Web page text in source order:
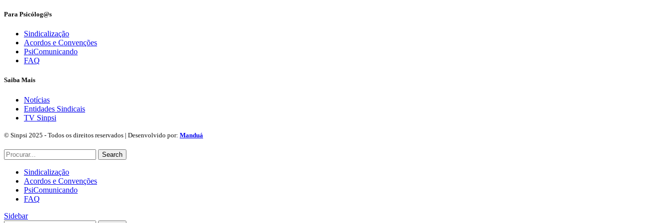
Para Psicólog@s
Sindicalização
Acordos e Convenções
PsiComunicando
FAQ
Saiba Mais
Notícias
Entidades Sindicais
TV Sinpsi
© Sinpsi 2025 - Todos os direitos reservados | Desenvolvido por: Manduá
Search
Sindicalização
Acordos e Convenções
PsiComunicando
FAQ
Sidebar